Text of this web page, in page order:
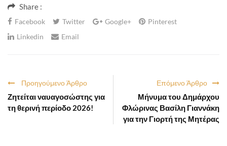
Share :
Facebook Twitter Google+
Pinterest
Linkedin
Email
Επόμενο Άρθρο
Μήνυμα του Δημάρχου
Φλώρινας Βασίλη Γιαννάκη
για την Γιορτή της Μητέρας
Προηγούμενο Άρθρο
Ζητείται ναυαγοσώστης για
τη θερινή περίοδο 2026!